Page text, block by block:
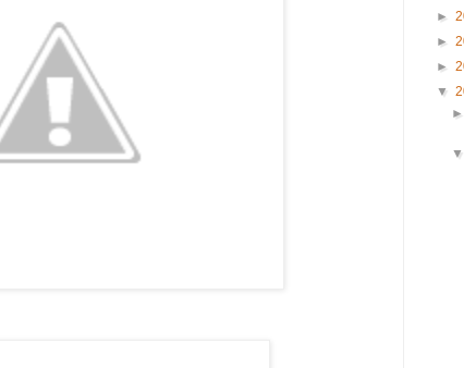
►
►
►
▼
►
▼